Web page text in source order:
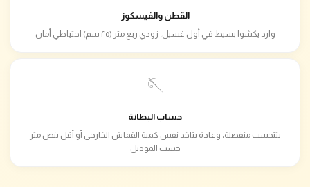
القطن والفيسكوز
وارد يكشوا بسيط في أول غسيل، زودي ربع متر (٢٥ سم) احتياطي أمان
🪡
حساب البطانة
بتتحسب منفصلة، وعادة بتاخد نفس كمية القماش الخارجي أو أقل بنص متر
حسب الموديل